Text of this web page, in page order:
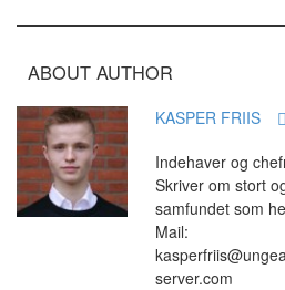
ABOUT AUTHOR
KASPER FRIIS
Indehaver og
Skriver om stort
samfundet som
Mail:
server.com